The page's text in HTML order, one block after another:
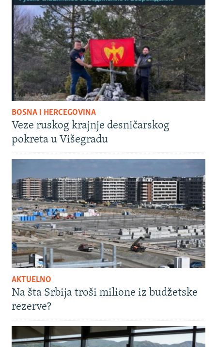
BOSNA I HERCEGOVINA
Veze ruskog krajnje desničarskog
pokreta u Višegradu
AKTUELNO
Na šta Srbija troši milione iz budžetske
rezerve?